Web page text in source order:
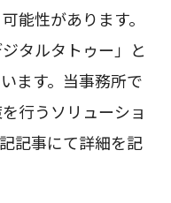
能性があります。
タルタトゥー」と
ます。当事務所で
行うソリューショ
記事にて詳細を記